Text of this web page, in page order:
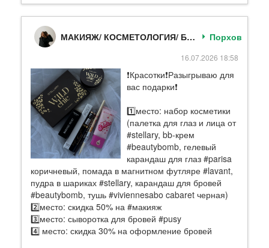
МАКИЯЖ/ КОСМЕТОЛОГИЯ/ БРОВИ В ПОРХОВЕ Порхов
16.07.2026 18:58
❗️Красотки❗️Разыгрываю для
вас подарки❗️
1️⃣место: набор косметики
(палетка для глаз и лица от
#stellary, bb-крем
#beautybomb, гелевый
карандаш для глаз #parisa
коричневый, помада в магнитном футляре #lavant,
пудра в шариках #stellary, карандаш для бровей
#beautybomb, тушь #viviennesabo cabaret черная)
2️⃣место: скидка 50% на #макияж
3️⃣место: сыворотка для бровей #pusy
4️⃣ место: скидка 30% на оформление бровей